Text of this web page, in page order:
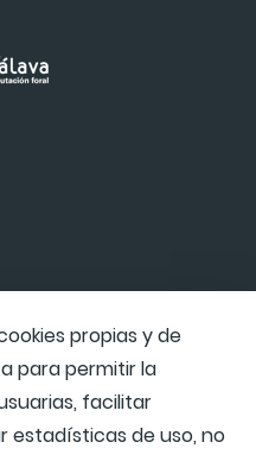
propias y de
para permitir la
facilitar
estadísticas de uso, no